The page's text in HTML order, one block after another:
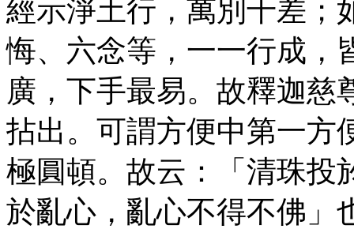
經示淨土行，萬別千差；
悔、六念等，一一行成，
廣，下手最易。故釋迦慈
拈出。可謂方便中第一方
極圓頓。故云：「清珠投
於亂心，亂心不得不佛」